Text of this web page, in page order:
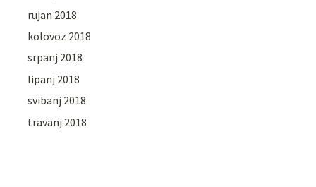
rujan 2018
kolovoz 2018
srpanj 2018
lipanj 2018
svibanj 2018
travanj 2018